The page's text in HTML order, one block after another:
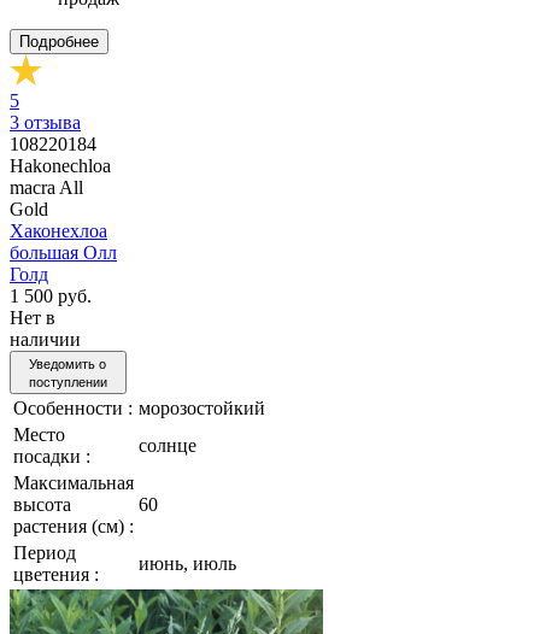
Подробнее
5
3 отзыва
108220184
Hakonechloa
macra All
Gold
Хаконехлоа
большая Олл
Голд
1 500 руб.
Нет в
наличии
Уведомить о
поступлении
Особенности : морозостойкий
Место
посадки :
солнце
Максимальная
высота
растения (см) :
60
Период
цветения :
июнь, июль